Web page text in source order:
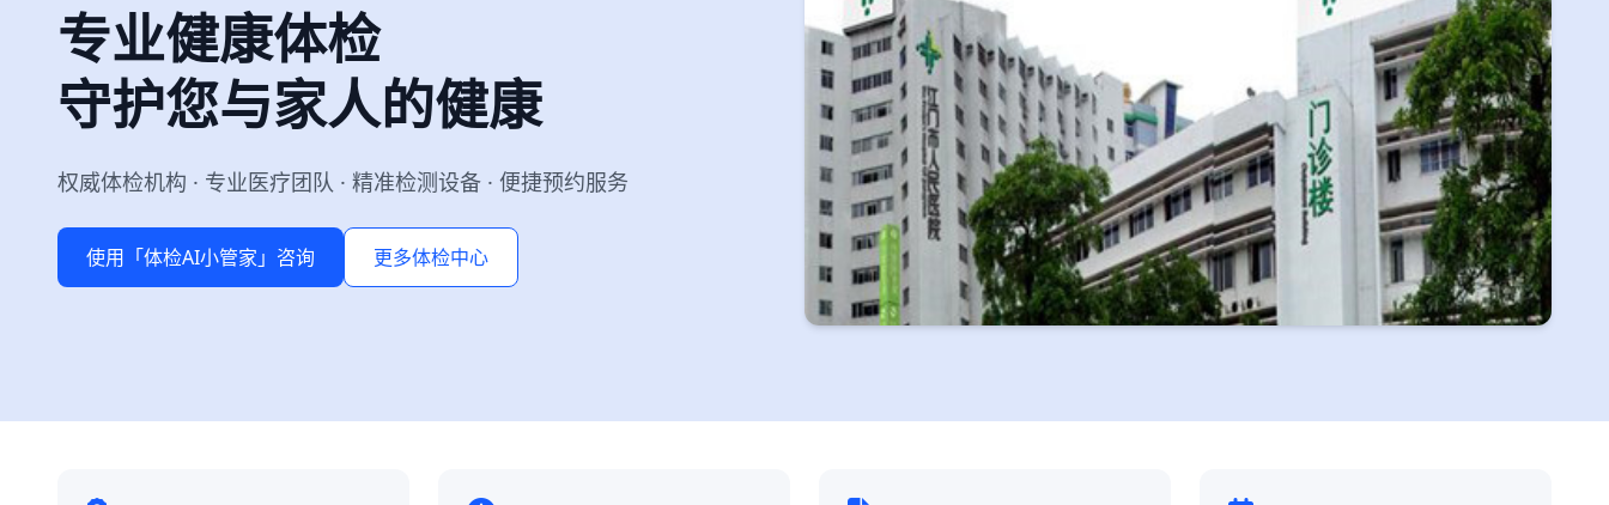
专业健康体检
守护您与家人的健康
权威体检机构 · 专业医疗团队 · 精准检测设备 · 便捷预约服务
使用「体检AI小管家」咨询 更多体检中心